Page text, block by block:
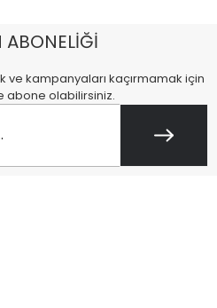
ABONELİĞİ
ve kampanyaları kaçırmamak için
abone olabilirsiniz.